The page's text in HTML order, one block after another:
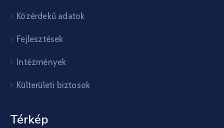
Közérdekű adatok
Fejlesztések
Intézmények
Külterületi biztosok
Térkép